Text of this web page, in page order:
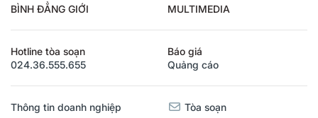
BÌNH ĐẲNG GIỚI MULTIMEDIA
Hotline tòa soạn
024.36.555.655
Báo giá
Quảng cáo
Thông tin doanh nghiệp Tòa soạn